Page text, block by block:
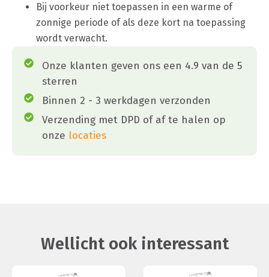
Bij voorkeur niet toepassen in een warme of
zonnige periode of als deze kort na toepassing
wordt verwacht.
Onze klanten geven ons een 4.9 van de 5
sterren
Binnen 2 - 3 werkdagen verzonden
Verzending met DPD of af te halen op
onze locaties
Wellicht ook interessant